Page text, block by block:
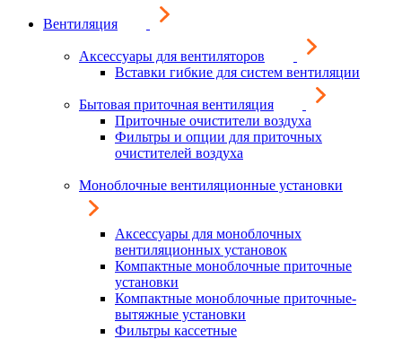
Вентиляция
Аксессуары для вентиляторов
Вставки гибкие для систем вентиляции
Бытовая приточная вентиляция
Приточные очистители воздуха
Фильтры и опции для приточных
очистителей воздуха
Моноблочные вентиляционные установки
Аксессуары для моноблочных
вентиляционных установок
Компактные моноблочные приточные
установки
Компактные моноблочные приточные-
вытяжные установки
Фильтры кассетные